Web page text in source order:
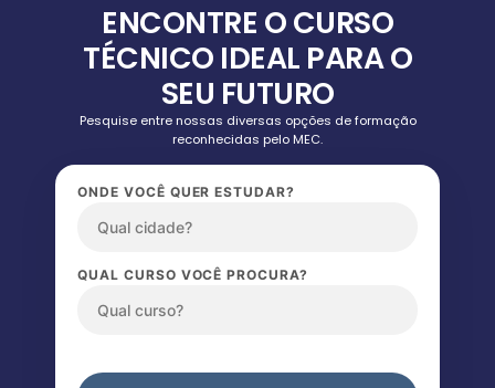
ENCONTRE O CURSO
TÉCNICO IDEAL PARA O
SEU FUTURO
Pesquise entre nossas diversas opções de formação
reconhecidas pelo MEC.
ONDE VOCÊ QUER ESTUDAR?
QUAL CURSO VOCÊ PROCURA?